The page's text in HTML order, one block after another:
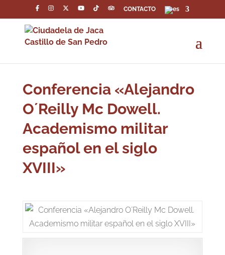
CONTACTO
Conferencia «Alejandro
O´Reilly Mc Dowell.
Academismo militar
español en el siglo
XVIII»